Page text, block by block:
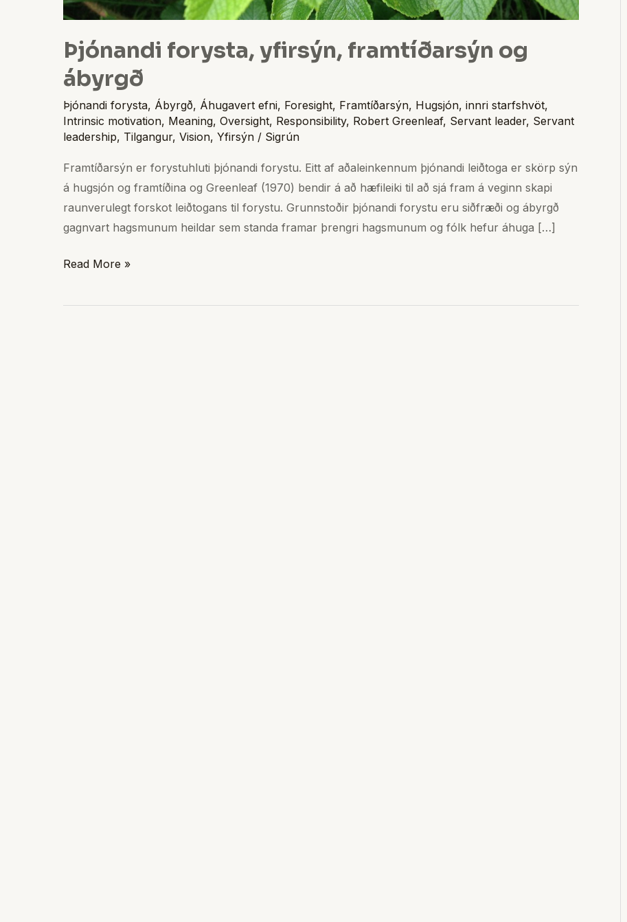
Þjónandi forysta, yfirsýn, framtíðarsýn og
ábyrgð
Þjónandi forysta, Ábyrgð, Áhugavert efni, Foresight, Framtíðarsýn, Hugsjón, innri starfshvöt,
Intrinsic motivation, Meaning, Oversight, Responsibility, Robert Greenleaf, Servant leader, Servant
leadership, Tilgangur, Vision, Yfirsýn / Sigrún
Framtíðarsýn er forystuhluti þjónandi forystu. Eitt af aðaleinkennum þjónandi leiðtoga er skörp sýn
á hugsjón og framtíðina og Greenleaf (1970) bendir á að hæfileiki til að sjá fram á veginn skapi
raunverulegt forskot leiðtogans til forystu. Grunnstoðir þjónandi forystu eru siðfræði og ábyrgð
gagnvart hagsmunum heildar sem standa framar þrengri hagsmunum og fólk hefur áhuga […]
Read More »